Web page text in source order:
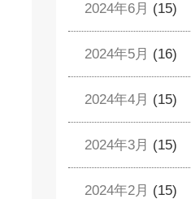
2024年6月 (15)
2024年5月 (16)
2024年4月 (15)
2024年3月 (15)
2024年2月 (15)